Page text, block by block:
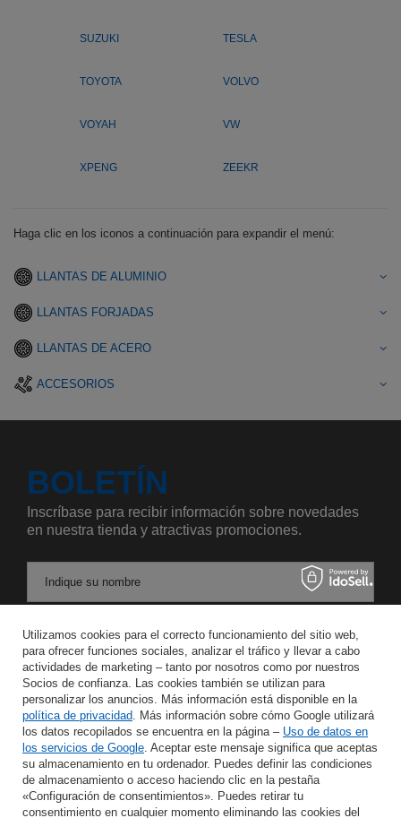
SUZUKI TESLA
TOYOTA VOLVO
VOYAH VW
XPENG ZEEKR
Haga clic en los iconos a continuación para expandir el menú:
LLANTAS DE ALUMINIO
LLANTAS FORJADAS
LLANTAS DE ACERO
ACCESORIOS
BOLETÍN
Inscríbase para recibir información sobre novedades
en nuestra tienda y atractivas promociones.
Indique su nombre
Introduzca su dirección de correo electrónico
Acepto el tratamiento de mis datos personales para los fines y en el ámbito del servicio Newsletter en el
GUARDAR
AYUDA
Utilizamos cookies para el correcto funcionamiento del sitio web,
para ofrecer funciones sociales, analizar el tráfico y llevar a cabo
actividades de marketing – tanto por nosotros como por nuestros
Socios de confianza. Las cookies también se utilizan para
personalizar los anuncios. Más información está disponible en la
política de privacidad. Más información sobre cómo Google utilizará
los datos recopilados se encuentra en la página – Uso de datos en
los servicios de Google. Aceptar este mensaje significa que aceptas
su almacenamiento en tu ordenador. Puedes definir las condiciones
de almacenamiento o acceso haciendo clic en la pestaña
«Configuración de consentimientos». Puedes retirar tu
consentimiento en cualquier momento eliminando las cookies del